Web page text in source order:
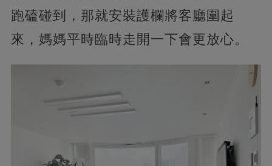
跑磕碰到，那就安裝護欄將客廳圍起
來，媽媽平時臨時走開一下會更放心。